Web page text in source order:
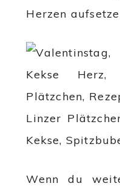
Herzen
Wenn du